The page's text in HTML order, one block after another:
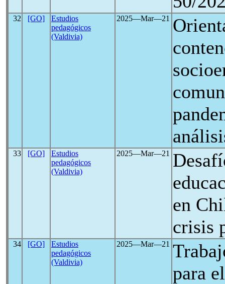
32 [GO]
Estudios
pedagógicos
(Valdivia)
2025―Mar―21
33 [GO]
Estudios
pedagógicos
(Valdivia)
2025―Mar―21
en
crisis
34 [GO]
Estudios
pedagógicos
(Valdivia)
2025―Mar―21
para